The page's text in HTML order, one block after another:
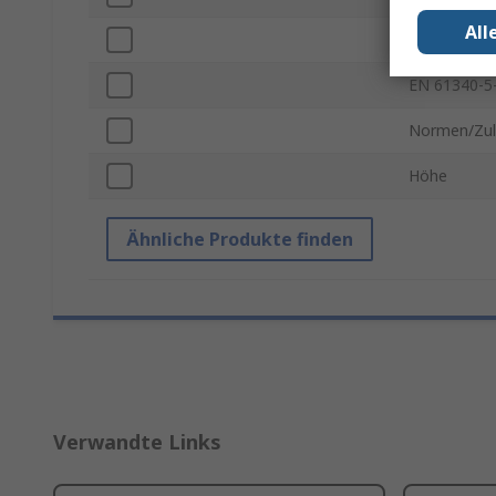
EN 61340-
Normen/
Höhe
Ähnliche Produkte finden
Verwandte Links